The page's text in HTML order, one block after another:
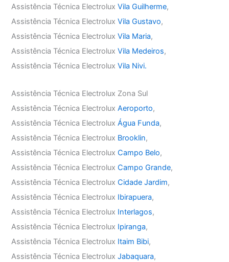
Assistência Técnica ElectroluxVila Guilherme,
Assistência Técnica ElectroluxVila Gustavo,
Assistência Técnica ElectroluxVila Maria,
Assistência Técnica ElectroluxVila Medeiros,
Assistência Técnica ElectroluxVila Nivi.
Assistência Técnica Electrolux Zona Sul
Assistência Técnica ElectroluxAeroporto,
Assistência Técnica ElectroluxÁgua Funda,
Assistência Técnica Electrolux Brooklin,
Assistência Técnica ElectroluxCampo Belo,
Assistência Técnica ElectroluxCampo Grande,
Assistência Técnica ElectroluxCidade Jardim,
Assistência Técnica Electrolux Ibirapuera,
Assistência Técnica Electrolux Interlagos,
Assistência Técnica Electrolux Ipiranga,
Assistência Técnica Electrolux Itaim Bibi,
Assistência Técnica ElectroluxJabaquara,